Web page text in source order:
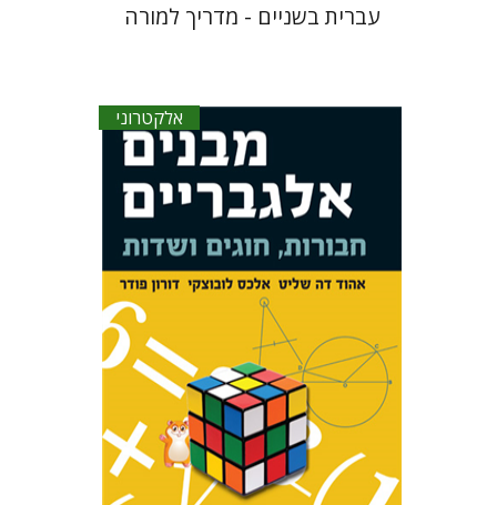
עברית בשניים - מדריך למורה
אלקטרוני
אלכס לובוצקי דורון פודר
אהוד דה
שליט
הנחת אתר ספר אלקטרוני
$18